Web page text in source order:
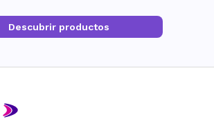
Descubrir productos